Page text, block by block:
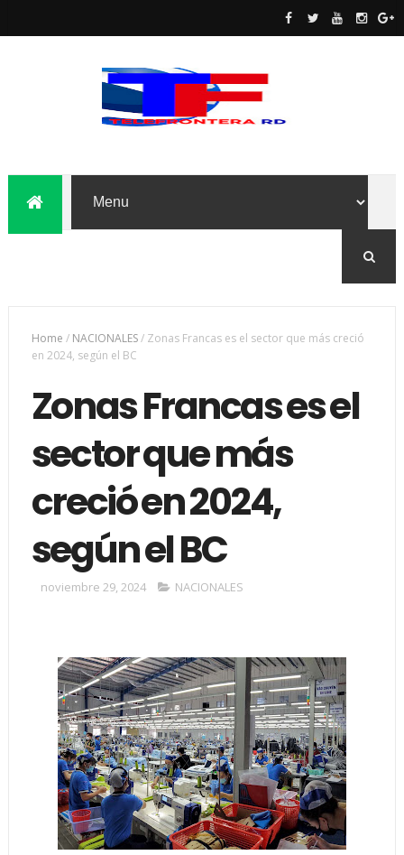
Home / NACIONALES/ Zonas Francas es el sector que más creció
en 2024, según el BC
Zonas Francas es el
sector que más
creció en 2024,
según el BC
noviembre 29, 2024 NACIONALES